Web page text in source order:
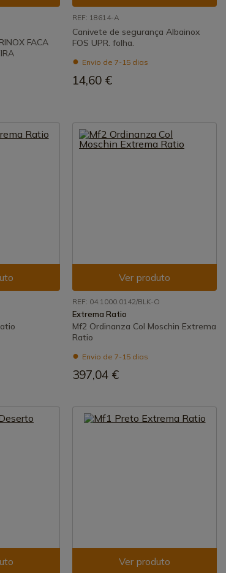
FACA
REF: 18614-A
Canivete de segurança Albainox
FOS UPR. folha.
Envio de 7-15 dias
14,60 €
Ver produto
REF: 04.1000.0142/BLK-O
Extrema Ratio
Mf2 Ordinanza Col Moschin Extrema
Ratio
Envio de 7-15 dias
397,04 €
Ver produto